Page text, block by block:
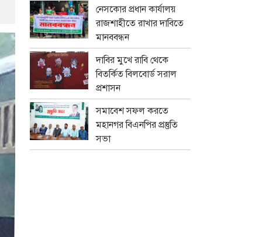
নেসকোর প্রধান কার্যালয়
রাজশাহীতে রাখার দাবিতে
মানববন্ধন
দাবির মুখে রাবি থেকে
বিতর্কিত বিলবোর্ড সরাল
প্রশাসন
সমাবেশ সফল করতে
মহানগর বিএনপির প্রস্তুতি
সভা